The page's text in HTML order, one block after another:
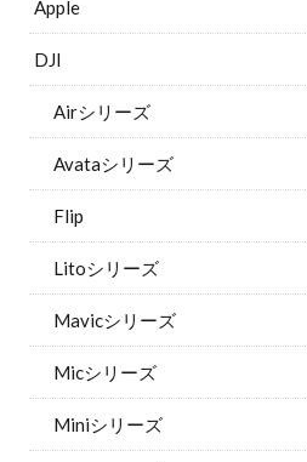
Apple
DJI
Airシリーズ
Avataシリーズ
Flip
Litoシリーズ
Mavicシリーズ
Micシリーズ
Miniシリーズ